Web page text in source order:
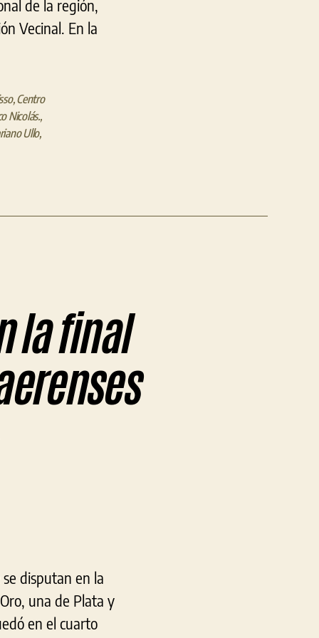
de la región,
Vecinal. En la
,Centro
Nicolás.,
Ullo,
la final
de
los
se disputan en la
una de Plata y
en el cuarto